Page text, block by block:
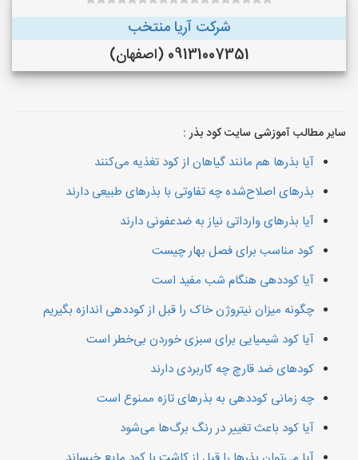
شرکت آریا منتخب
09131007351 (اصفهان)
سایر مطالب آموزشی سایت کود بذر :
آیا بذرها هم مانند گیاهان از کود تغذیه می‌کنند
بذرهای اصلاح‌شده چه تفاوتی با بذرهای طبیعی دارند
آیا بذرهای وارداتی نیاز به ضدعفونی دارند
کود مناسب برای فصل بهار چیست
آیا کوددهی هنگام شب مفید است
چگونه میزان نیتروژن خاک را قبل از کوددهی اندازه بگیریم
آیا کود شیمیایی برای سبزی خوردن بی‌خطر است
کودهای ضد قارچ چه کاربردی دارند
چه زمانی کوددهی به بذرهای تازه ممنوع است
آیا کود باعث تغییر در رنگ برگ‌ها می‌شود